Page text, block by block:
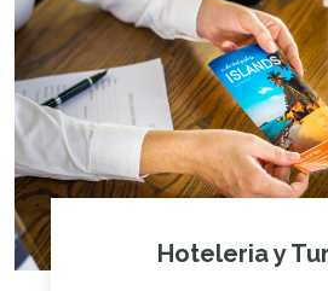
Hoteleria y